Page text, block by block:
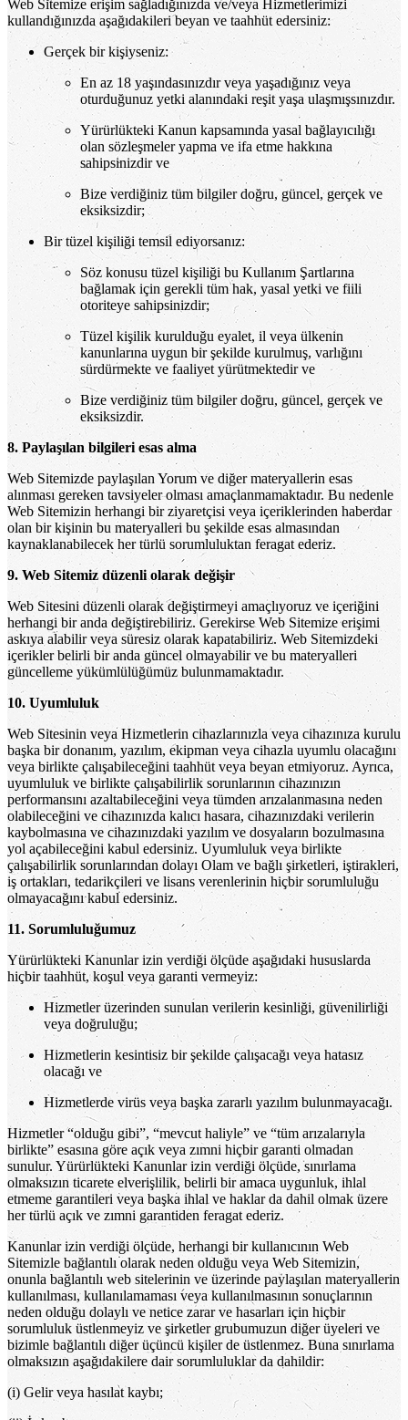
Web Sitemize erişim sağladığınızda ve/veya Hizmetlerimizi
kullandığınızda aşağıdakileri beyan ve taahhüt edersiniz:
Gerçek bir kişiyseniz:
En az 18 yaşındasınızdır veya yaşadığınız veya
oturduğunuz yetki alanındaki reşit yaşa ulaşmışsınızdır.
Yürürlükteki Kanun kapsamında yasal bağlayıcılığı
olan sözleşmeler yapma ve ifa etme hakkına
sahipsinizdir ve
Bize verdiğiniz tüm bilgiler doğru, güncel, gerçek ve
eksiksizdir;
Bir tüzel kişiliği temsil ediyorsanız:
Söz konusu tüzel kişiliği bu Kullanım Şartlarına
bağlamak için gerekli tüm hak, yasal yetki ve fiili
otoriteye sahipsinizdir;
Tüzel kişilik kurulduğu eyalet, il veya ülkenin
kanunlarına uygun bir şekilde kurulmuş, varlığını
sürdürmekte ve faaliyet yürütmektedir ve
Bize verdiğiniz tüm bilgiler doğru, güncel, gerçek ve
eksiksizdir.
8. Paylaşılan bilgileri esas alma
Web Sitemizde paylaşılan Yorum ve diğer materyallerin esas
alınması gereken tavsiyeler olması amaçlanmamaktadır. Bu nedenle
Web Sitemizin herhangi bir ziyaretçisi veya içeriklerinden haberdar
olan bir kişinin bu materyalleri bu şekilde esas almasından
kaynaklanabilecek her türlü sorumluluktan feragat ederiz.
9. Web Sitemiz düzenli olarak değişir
Web Sitesini düzenli olarak değiştirmeyi amaçlıyoruz ve içeriğini
herhangi bir anda değiştirebiliriz. Gerekirse Web Sitemize erişimi
askıya alabilir veya süresiz olarak kapatabiliriz. Web Sitemizdeki
içerikler belirli bir anda güncel olmayabilir ve bu materyalleri
güncelleme yükümlülüğümüz bulunmamaktadır.
10. Uyumluluk
Web Sitesinin veya Hizmetlerin cihazlarınızla veya cihazınıza kurulu
başka bir donanım, yazılım, ekipman veya cihazla uyumlu olacağını
veya birlikte çalışabileceğini taahhüt veya beyan etmiyoruz. Ayrıca,
uyumluluk ve birlikte çalışabilirlik sorunlarının cihazınızın
performansını azaltabileceğini veya tümden arızalanmasına neden
olabileceğini ve cihazınızda kalıcı hasara, cihazınızdaki verilerin
kaybolmasına ve cihazınızdaki yazılım ve dosyaların bozulmasına
yol açabileceğini kabul edersiniz. Uyumluluk veya birlikte
çalışabilirlik sorunlarından dolayı Olam ve bağlı şirketleri, iştirakleri,
iş ortakları, tedarikçileri ve lisans verenlerinin hiçbir sorumluluğu
olmayacağını kabul edersiniz.
11. Sorumluluğumuz
Yürürlükteki Kanunlar izin verdiği ölçüde aşağıdaki hususlarda
hiçbir taahhüt, koşul veya garanti vermeyiz:
Hizmetler üzerinden sunulan verilerin kesinliği, güvenilirliği
veya doğruluğu;
Hizmetlerin kesintisiz bir şekilde çalışacağı veya hatasız
olacağı ve
Hizmetlerde virüs veya başka zararlı yazılım bulunmayacağı.
Hizmetler “olduğu gibi”, “mevcut haliyle” ve “tüm arızalarıyla
birlikte” esasına göre açık veya zımni hiçbir garanti olmadan
sunulur. Yürürlükteki Kanunlar izin verdiği ölçüde, sınırlama
olmaksızın ticarete elverişlilik, belirli bir amaca uygunluk, ihlal
etmeme garantileri veya başka ihlal ve haklar da dahil olmak üzere
her türlü açık ve zımni garantiden feragat ederiz.
Kanunlar izin verdiği ölçüde, herhangi bir kullanıcının Web
Sitemizle bağlantılı olarak neden olduğu veya Web Sitemizin,
onunla bağlantılı web sitelerinin ve üzerinde paylaşılan materyallerin
kullanılması, kullanılamaması veya kullanılmasının sonuçlarının
neden olduğu dolaylı ve netice zarar ve hasarları için hiçbir
sorumluluk üstlenmeyiz ve şirketler grubumuzun diğer üyeleri ve
bizimle bağlantılı diğer üçüncü kişiler de üstlenmez. Buna sınırlama
olmaksızın aşağıdakilere dair sorumluluklar da dahildir:
(i) Gelir veya hasılat kaybı;